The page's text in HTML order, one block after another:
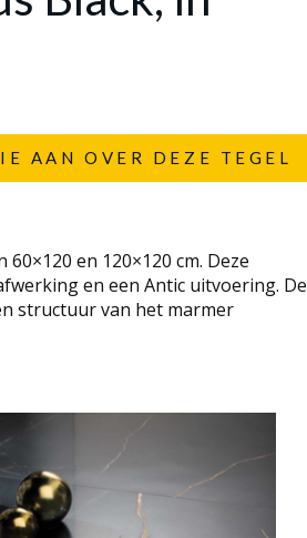
AAN OVER DEZE TEGEL
en 120×120 cm. Deze
en een Antic uitvoering. De
structuur van het marmer